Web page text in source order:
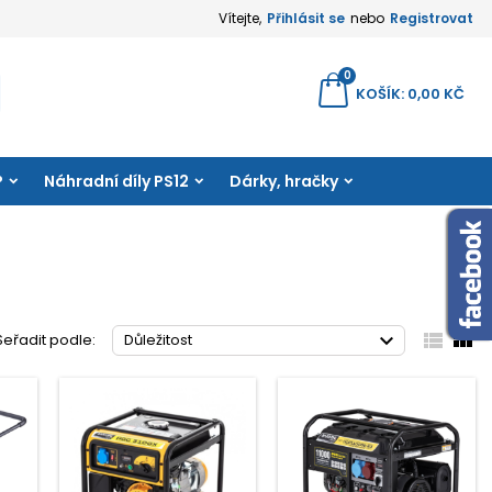
Vítejte, Přihlásit se nebo Registrovat
KOŠÍK
0
0,00 KČ
Náhradní díly PS12 Dárky, hračky
podle: Důležitost  